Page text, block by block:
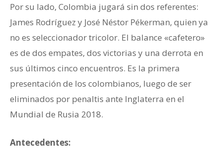
Por su lado, Colombia jugará sin dos referentes:
James Rodríguez y José Néstor Pékerman, quien ya
no es seleccionador tricolor. El balance «cafetero»
es de dos empates, dos victorias y una derrota en
sus últimos cinco encuentros. Es la primera
presentación de los colombianos, luego de ser
eliminados por penaltis ante Inglaterra en el
Mundial de Rusia 2018.
Antecedentes: